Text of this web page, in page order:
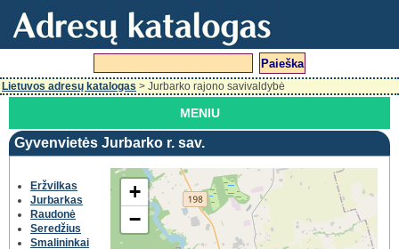
Lietuvos adresų katalogas > Jurbarko rajono savivaldybė
MENIU
Gyvenvietės Jurbarko r. sav.
Eržvilkas
Jurbarkas
Raudonė
Seredžius
Smalininkai
+
−